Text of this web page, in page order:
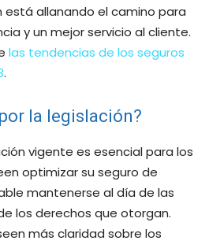
allanando el camino para
y un mejor servicio al cliente.
las tendencias de los seguros
.
la legislación?
vigente es esencial para los
optimizar su seguro de
mantenerse al día de las
los derechos que otorgan.
más claridad sobre los